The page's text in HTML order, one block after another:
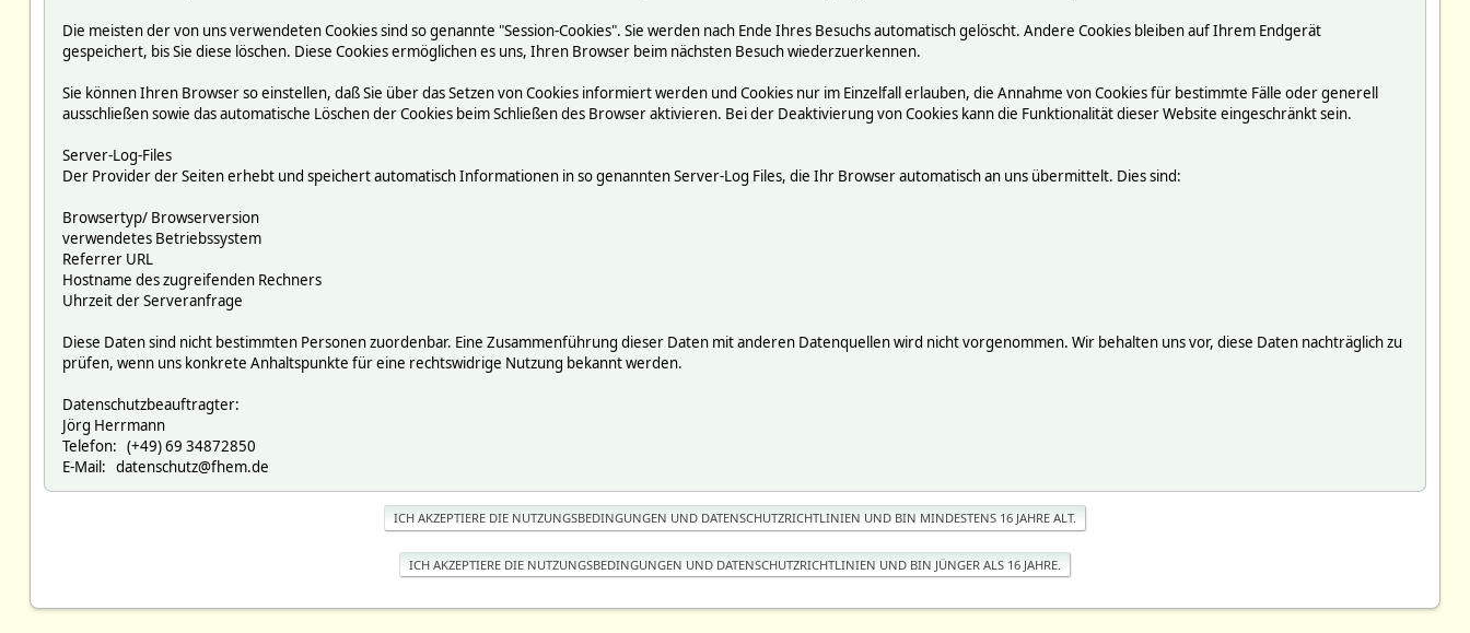
Die meisten der von uns verwendeten Cookies sind so genannte "Session-Cookies". Sie werden nach Ende Ihres Besuchs automatisch gelöscht. Andere Cookies bleiben auf Ihrem Endgerät
gespeichert, bis Sie diese löschen. Diese Cookies ermöglichen es uns, Ihren Browser beim nächsten Besuch wiederzuerkennen.
Sie können Ihren Browser so einstellen, daß Sie über das Setzen von Cookies informiert werden und Cookies nur im Einzelfall erlauben, die Annahme von Cookies für bestimmte Fälle oder generell
ausschließen sowie das automatische Löschen der Cookies beim Schließen des Browser aktivieren. Bei der Deaktivierung von Cookies kann die Funktionalität dieser Website eingeschränkt sein.
Server-Log-Files
Der Provider der Seiten erhebt und speichert automatisch Informationen in so genannten Server-Log Files, die Ihr Browser automatisch an uns übermittelt. Dies sind:
Browsertyp/ Browserversion
verwendetes Betriebssystem
Referrer URL
Hostname des zugreifenden Rechners
Uhrzeit der Serveranfrage
Diese Daten sind nicht bestimmten Personen zuordenbar. Eine Zusammenführung dieser Daten mit anderen Datenquellen wird nicht vorgenommen. Wir behalten uns vor, diese Daten nachträglich zu
prüfen, wenn uns konkrete Anhaltspunkte für eine rechtswidrige Nutzung bekannt werden.
Datenschutzbeauftragter:
Jörg Herrmann
Telefon: (+49) 69 34872850
E-Mail: datenschutz@fhem.de